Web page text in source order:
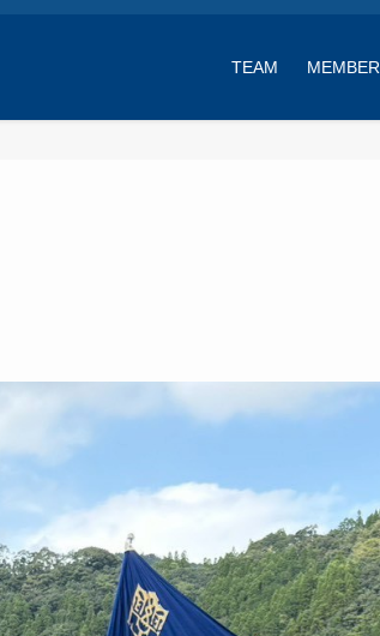
TEAM MEMBER